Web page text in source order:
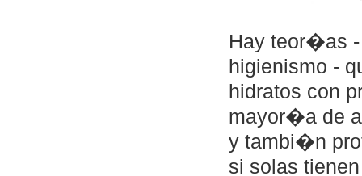
Hay teor�as -
higienismo -
hidratos con
mayor�a de
y tambi�n
si solas